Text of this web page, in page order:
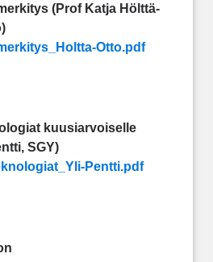
(Prof Katja Hölttä-
Otto.pdf
kuusiarvoiselle
SGY)
Pentti.pdf